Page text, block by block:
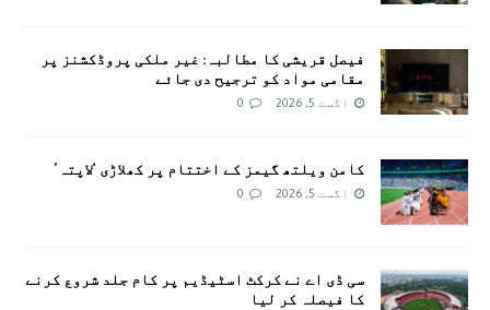
فیصل قریشی کا مطالبہ: غیر ملکی پروڈکشنز پر
مقامی مواد کو ترجیح دی جائے
اگست 5, 2026 0
کامن ویلتھ گیمز کے اختتام پر کھلاڑی ‘لاپتہ’
اگست 5, 2026 0
سی ڈی اے نے کرکٹ اسٹیڈیم پر کام جلد شروع کرنے
کا فیصلہ کر لیا